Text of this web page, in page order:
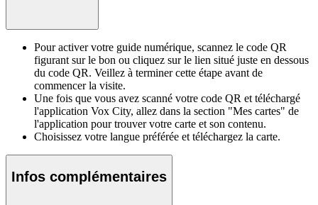
Pour activer votre guide numérique, scannez le code QR
figurant sur le bon ou cliquez sur le lien situé juste en dessous
du code QR. Veillez à terminer cette étape avant de
commencer la visite.
Une fois que vous avez scanné votre code QR et téléchargé
l'application Vox City, allez dans la section "Mes cartes" de
l'application pour trouver votre carte et son contenu.
Choisissez votre langue préférée et téléchargez la carte.
Infos complémentaires